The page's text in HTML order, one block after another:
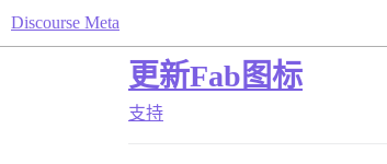
Discourse Meta
更新Fab图标
支持